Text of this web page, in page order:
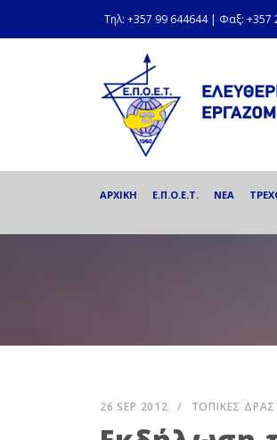
Τηλ: +357 99 644644 | Φαξ: +357
ΑΡΧΙΚΗ Ε.Π.Ο.Ε.Τ. ΝΕΑ
26 SEP 2012 / ΤΟΠΙΚΕΣ